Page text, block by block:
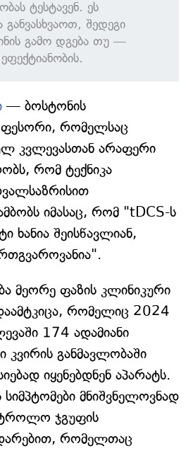
ტესტავენ. ეს
განვასხვაოთ, შედეგი
გამო დგება თუ —
— ბოსტონის
რომელსაც
კვლევასთან არაფერი
რომ ტექნიკა
იმასაც, რომ "tDCS-ს
შეისწავლიან,
მეორე ფაზის კლინიკური
რომელიც 2024
174 ადამიანი
განმავლობაში
იყენებდნენ აპარატს.
მნიშვნელოვნად
ჯგუფის
რომელთაც